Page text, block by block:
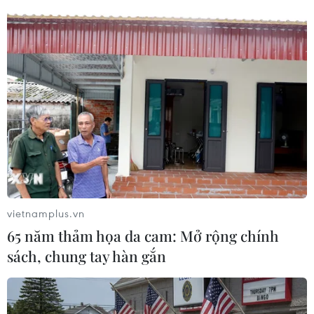
ASIAD 17
"Thành tích của đoàn Việt Nam ở ASIAD chưa
hẳn đã là thất bại"
Lễ xuất quân đoàn thể thao người khuyết tật dự
Asian Para Games 2
Đoàn Việt Nam sẵn sàng cho Asian Para Games
II tại Hàn Quốc
Trung Quốc dẫn đầu ASIAD, kình ngư Nhật Bản
xuất sắc nhất
Hàn Quốc và Triều Tiên xích gần nhau ở lễ bế
mạc ASIAD 17
vietnamplus.vn
65 năm thảm họa da cam: Mở rộng chính
sách, chung tay hàn gắn